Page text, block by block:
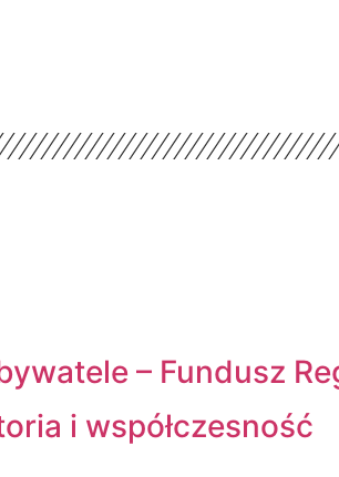
– Fundusz
i współczesność